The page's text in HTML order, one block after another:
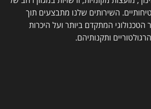
השירותים שלנו מתבצעים תוך
המתקדם ביותר ועל היכרות
ותקנותיהם.